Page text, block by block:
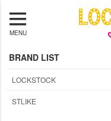
MENU
BRAND LIST
LOCKSTOCK
STLIKE